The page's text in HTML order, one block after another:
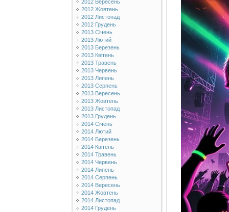
2012 Вересень
2012 Жовтень
2012 Листопад
2012 Грудень
2013 Січень
2013 Лютий
2013 Березень
2013 Квітень
2013 Травень
2013 Червень
2013 Липень
2013 Серпень
2013 Вересень
2013 Жовтень
2013 Листопад
2013 Грудень
2014 Січень
2014 Лютий
2014 Березень
2014 Квітень
2014 Травень
2014 Червень
2014 Липень
2014 Серпень
2014 Вересень
2014 Жовтень
2014 Листопад
2014 Грудень